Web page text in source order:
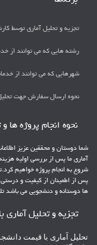
تجزیه و تحلیل آماری توسط
رشته هایی که می توانند از
شهرهایی که می توانند از
نحوه ارسال سفارش جهت
نحوه انجام پروژه ها و
شما دوستان و محققین عزیز
آماری ما پس از بررسی اولیه
شروع به انجام پروژه خواهیم
پس از اطمینان از کیفیت و
ها دوستانه و دنشجویی می باشد تلفن هماهنگی
تجزیه و تحلیل آماری
تحلیل آماری با قیمت